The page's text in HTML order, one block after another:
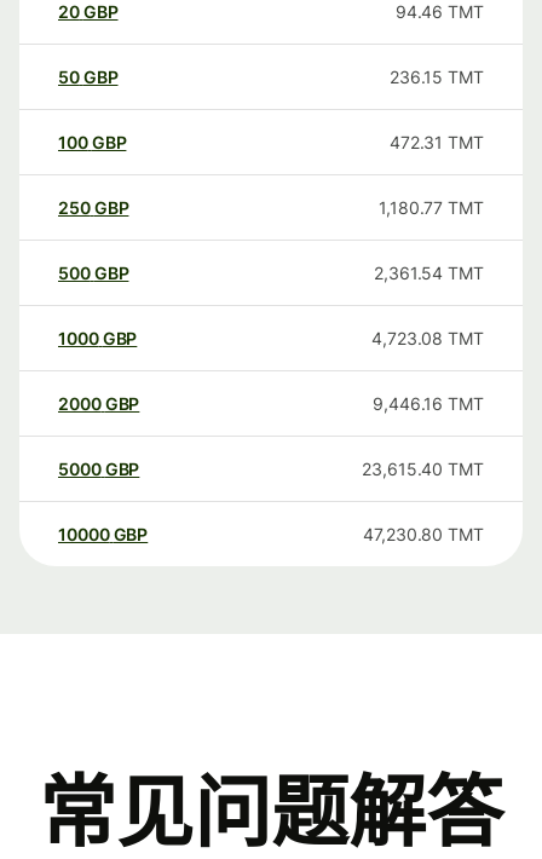
20GBP 94.46 TMT
50GBP 236.15 TMT
100GBP 472.31 TMT
250GBP 1,180.77 TMT
500GBP 2,361.54 TMT
1000GBP 4,723.08 TMT
2000GBP 9,446.16 TMT
5000GBP 23,615.40 TMT
10000 GBP 47,230.80 TMT
常见问题解答